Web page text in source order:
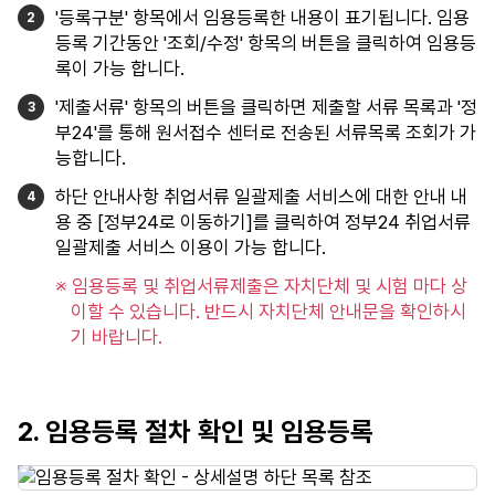
'등록구분' 항목에서 임용등록한 내용이 표기됩니다. 임용
등록 기간동안 '조회/수정' 항목의 버튼을 클릭하여 임용등
록이 가능 합니다.
'제출서류' 항목의 버튼을 클릭하면 제출할 서류 목록과 '정
부24'를 통해 원서접수 센터로 전송된 서류목록 조회가 가
능합니다.
하단 안내사항 취업서류 일괄제출 서비스에 대한 안내 내
용 중 [정부24로 이동하기]를 클릭하여 정부24 취업서류
일괄제출 서비스 이용이 가능 합니다.
※ 임용등록 및 취업서류제출은 자치단체 및 시험 마다 상
이할 수 있습니다. 반드시 자치단체 안내문을 확인하시
기 바랍니다.
2. 임용등록 절차 확인 및 임용등록